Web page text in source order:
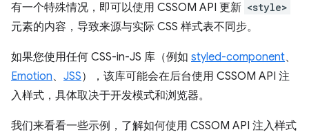
有一个特殊情况，即可以使用 CSSOM API 更新 <style>
元素的内容，导致来源与实际 CSS 样式表不同步。
如果您使用任何 CSS-in-JS 库（例如 styled-component、
Emotion、 JSS），该库可能会在后台使用 CSSOM API 注
入样式，具体取决于开发模式和浏览器。
我们来看看一些示例，了解如何使用 CSSOM API 注入样式